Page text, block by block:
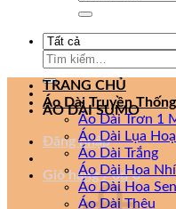
Tìm
ÁO DÀI SUMO
Đăng nhập
Giỏ hàng /0₫ 0
TRANG CHỦ
Áo Dài Truyền
Áo Dài Trơn 1
Áo Dài Lụa
Áo Dài Trắng
Áo Dài Hoa Nhí
Áo Dài Hoa Sen
Áo Dài Thêu